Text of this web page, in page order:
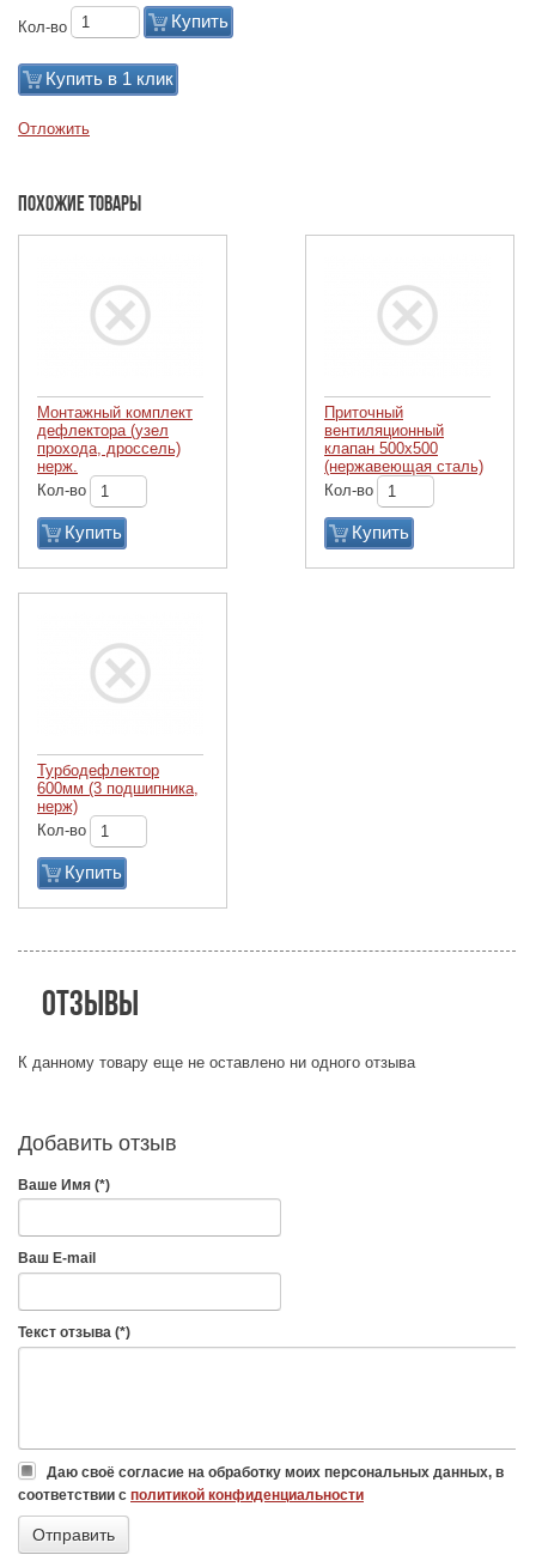
Кол-во Купить
Купить в 1 клик
Отложить
Похожие товары
Монтажный комплект
дефлектора (узел
прохода, дроссель)
нерж.
Кол-во
Купить
Приточный
вентиляционный
клапан 500х500
(нержавеющая сталь)
Кол-во
Купить
Турбодефлектор
600мм (3 подшипника,
нерж)
Кол-во
Купить
Отзывы
К данному товару еще не оставлено ни одного отзыва
Добавить отзыв
Ваше Имя (*)
Ваш E-mail
Текст отзыва (*)
Даю своё согласие на обработку моих персональных данных, в
соответствии с политикой конфиденциальности